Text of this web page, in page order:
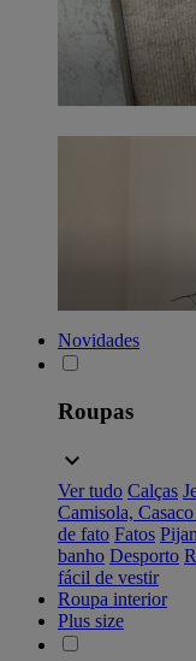
Novidades
Roupas
Ver tudo Calças
Camisola,
de fato Fatos
banho Desporto
fácil de vestir
Roupa interior
Plus size